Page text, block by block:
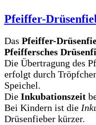
Pfeiffer-
Das Pfeiffer-
Pfeiffersches
Die Übertragung des
erfolgt durch
Speichel.
Die Inkubationszeit
Bei Kindern ist die
Drüsenfieber kürzer.